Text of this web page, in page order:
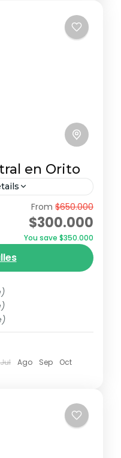
en Orito
se
ritual de la
sagrada
From $650.000
$300.000
You save $350.000
Jul Ago Sep
Oct